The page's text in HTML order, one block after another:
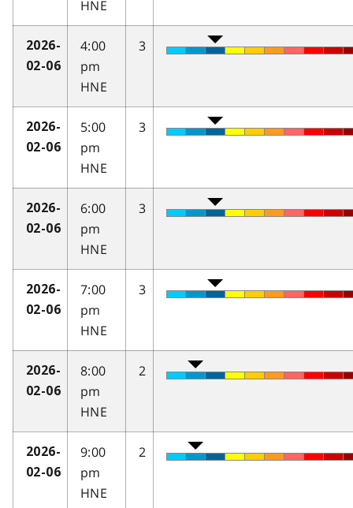
HNE
2026-
02-06
4:00
pm
HNE
3
2026-
02-06
5:00
pm
HNE
3
2026-
02-06
6:00
pm
HNE
3
2026-
02-06
7:00
pm
HNE
3
2026-
02-06
8:00
pm
HNE
2
2026-
02-06
9:00
pm
HNE
2